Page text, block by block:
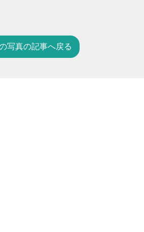
写真の記事へ戻る